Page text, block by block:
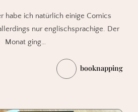
habe ich natürlich einige Comics
nur englischsprachige. Der
Monat ging…
booknapping